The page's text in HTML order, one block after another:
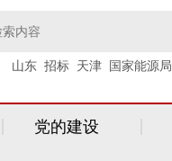
山东 招标 天津 国家能源局
党的建设